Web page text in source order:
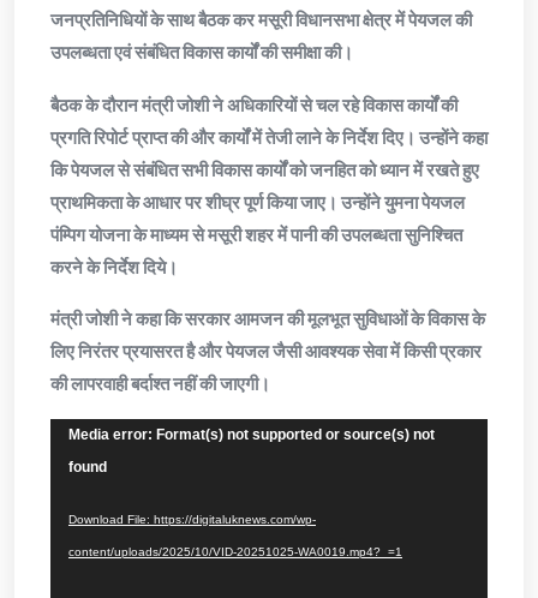
जनप्रतिनिधियों के साथ बैठक कर मसूरी विधानसभा क्षेत्र में पेयजल की
उपलब्धता एवं संबंधित विकास कार्यों की समीक्षा की।
बैठक के दौरान मंत्री जोशी ने अधिकारियों से चल रहे विकास कार्यों की
प्रगति रिपोर्ट प्राप्त की और कार्यों में तेजी लाने के निर्देश दिए। उन्होंने कहा
कि पेयजल से संबंधित सभी विकास कार्यों को जनहित को ध्यान में रखते हुए
प्राथमिकता के आधार पर शीघ्र पूर्ण किया जाए। उन्होंने युमना पेयजल
पंम्पिग योजना के माध्यम से मसूरी शहर में पानी की उपलब्धता सुनिश्चित
करने के निर्देश दिये।
मंत्री जोशी ने कहा कि सरकार आमजन की मूलभूत सुविधाओं के विकास के
लिए निरंतर प्रयासरत है और पेयजल जैसी आवश्यक सेवा में किसी प्रकार
की लापरवाही बर्दाश्त नहीं की जाएगी।
Video
Player
Media error: Format(s) not supported or source(s) not
found
Download File: https://digitaluknews.com/wp-
content/uploads/2025/10/VID-20251025-WA0019.mp4?_=1